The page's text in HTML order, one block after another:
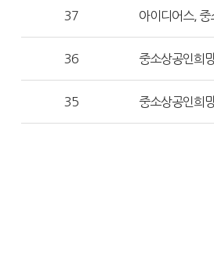
37 아이디어스,
36 중소상공인희
35 중소상공인희